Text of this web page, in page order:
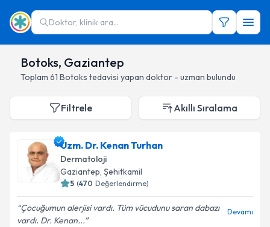
Doktor, klinik ara...
Botoks, Gaziantep
Toplam 61 Botoks tedavisi yapan doktor - uzman bulundu
Filtrele Akıllı Sıralama
Uzm. Dr. Kenan Turhan
Dermatoloji
Gaziantep, Şehitkamil
5 (470 Değerlendirme)
Çocuğumun alerjisi vardı. Tüm vücudunu saran dabazı
vardı. Dr. Kenan...
Devamı